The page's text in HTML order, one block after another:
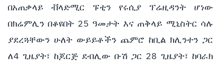
በአጠቃላይ ቭላድሚር ፑቲን የሩሲያ ፕሬዚዳንት ሆነው
በክሬምሊን በቆዩበት 25 ዓመታት እና ጠቅላይ ሚኒስትር ሳሉ
ያደረጓቸውን ሁለት ውይይቶችን ጨምሮ ከቢል ክሊንተን ጋር
ለ4 ጊዜያት፣ ከጆርጅ ደብሊው ቡሽ ጋር 28 ጊዜያት፣ ከባራክ